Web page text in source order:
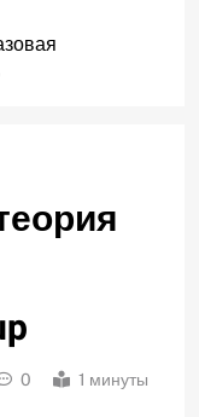
0 1 минуты